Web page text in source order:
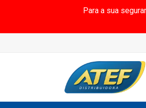
Para a sua